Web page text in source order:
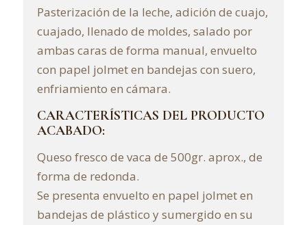
Pasterización de la leche, adición de cuajo,
cuajado, llenado de moldes, salado por
ambas caras de forma manual, envuelto
con papel jolmet en bandejas con suero,
enfriamiento en cámara.
CARACTERÍSTICAS DEL PRODUCTO
ACABADO:
Queso fresco de vaca de 500gr. aprox., de
forma de redonda.
Se presenta envuelto en papel jolmet en
bandejas de plástico y sumergido en su